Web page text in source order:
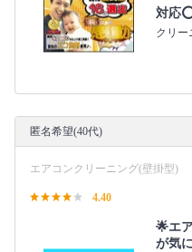
対応
クリー
匿名希望(40代)
エアコンクリーニング(壁掛型)
4.40
🌟エ
が気